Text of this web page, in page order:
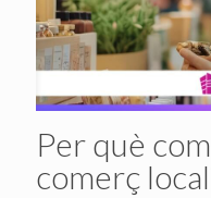
Per què
comerç